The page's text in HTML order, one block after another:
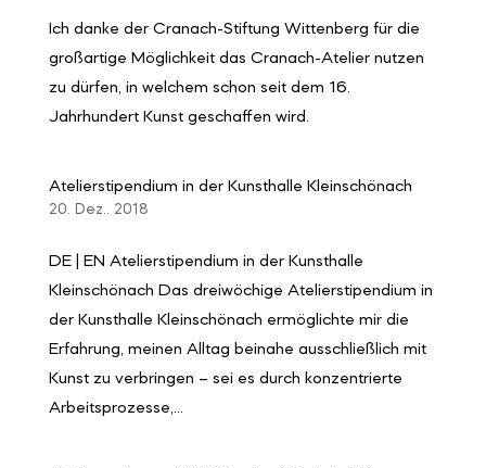
Ich danke der Cranach-Stiftung Wittenberg für die
großartige Möglichkeit das Cranach-Atelier nutzen
zu dürfen, in welchem schon seit dem 16.
Jahrhundert Kunst geschaffen wird.
Atelierstipendium in der Kunsthalle Kleinschönach
20. Dez.. 2018
DE | EN Atelierstipendium in der Kunsthalle
Kleinschönach Das dreiwöchige Atelierstipendium in
der Kunsthalle Kleinschönach ermöglichte mir die
Erfahrung, meinen Alltag beinahe ausschließlich mit
Kunst zu verbringen – sei es durch konzentrierte
Arbeitsprozesse,...